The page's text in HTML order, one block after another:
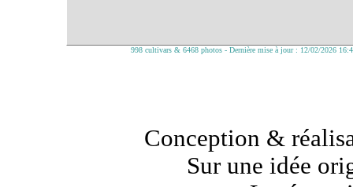
998 cultivars & 6468 photos - Dernière mise à jour : 12/02/2026
Conception &
Sur une idée